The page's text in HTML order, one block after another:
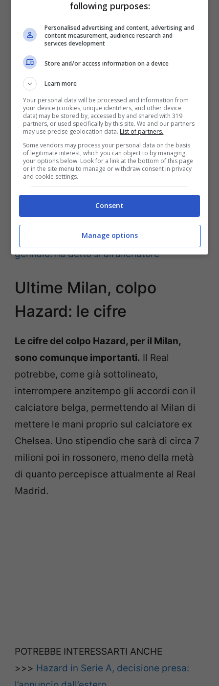
Sono i colleghi di
Milan, perché Eden Hazard è l’obiettivo di
Paolo Maldini.Lo diventa grazie alla
buonuscita che gli concederebbe il Real
Madrid, nelle intenzioni di Carlo Ancelotti.
Gran parte dello stipendio che verrebbe
dunque pagato dal Real, permettendo così
al Milan di stipulare un contratto con
ingaggio importante.
LEGGI ANCHE >>>Hazard in Serie A a
gennaio: ha detto sì all’allenatore
Ultime Milan, colpo
Hazard: le cifre
Le cifre del colpo Hazard, per il Milan,
sono comunque importanti. Il Real
potrebbe, come già sottolineato,
interrompere anzitempo gli accordi con il
calciatore belga, permettendo al Milan di
mettere le mani proprio sul calciatore ex
Chelsea. Uno stipendio che sarà di circa 7
milioni poi in rossonero, meno della metà
di quanto percepisce attualmente al Real
Madrid.
POTREBBE INTERESSARTI ANCHE
>>> Hazard in Serie A, decisione presa:
following purposes:
Personalised advertising and content, advertising and
content measurement, audience research and
services development
Store and/or access information on a device
Learn more
Your personal data will be processed and information from
your device (cookies, unique identifiers, and other device
data) may be stored by, accessed by and shared with 319
partners, or used specifically by this site. We and our partners
may use precise geolocation data. List of partners.
Some vendors may process your personal data on the basis
of legitimate interest, which you can object to by managing
your options below. Look for a link at the bottom of this page
or in the site menu to manage or withdraw consent in privacy
and cookie settings.
Consent
Manage options